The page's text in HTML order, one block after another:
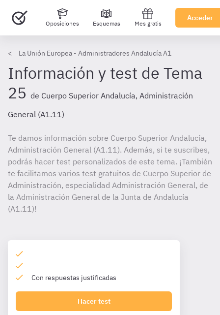
Oposiciones Esquemas Mes gratis
Acceder
La Unión Europea - Administradores Andalucía A1
Información y test de Tema
25 de Cuerpo Superior Andalucía, Administración
General (A1.11)
Te damos información sobre Cuerpo Superior Andalucía,
Administración General (A1.11). Además, si te suscribes,
podrás hacer test personalizados de este tema. ¡También
te facilitamos varios test gratuitos de Cuerpo Superior de
Administración, especialidad Administración General, de
la Administración General de la Junta de Andalucía
(A1.11)!
Con respuestas justificadas
Hacer test